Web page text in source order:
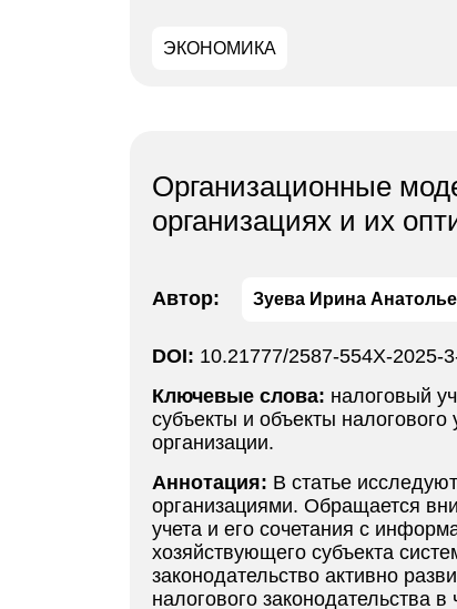
ЭКОНОМИКА
Организационные
организациях и их
Автор: Зуева Ирина
DOI: 10.21777/2587-554X-2025-
Ключевые слова: налоговый
субъекты и объекты
организации.
Аннотация: В статье
организациями. Обращается
учета и его сочетания с
хозяйствующего субъекта
законодательство активно
налогового законодательства